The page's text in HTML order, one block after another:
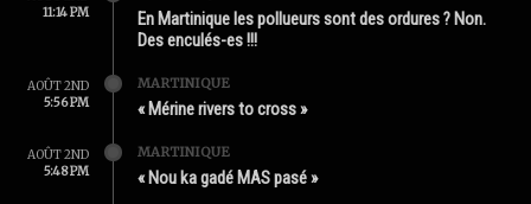
11:14 PM
En Martinique les pollueurs sont des ordures ? Non.
Des enculés-es !!!
AOÛT 2ND
5:56 PM
MARTINIQUE
« Mérine rivers to cross »
AOÛT 2ND
5:48 PM
MARTINIQUE
« Nou ka gadé MAS pasé »